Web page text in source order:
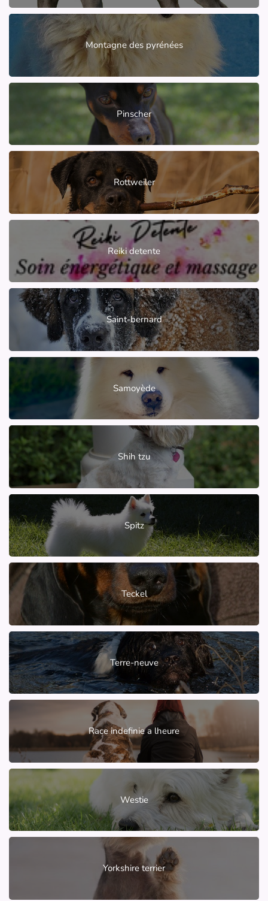
Montagne des pyrénées
Pinscher
Rottweiler
Reiki detente
Saint-bernard
Samoyède
Shih tzu
Spitz
Teckel
Terre-neuve
Race indefinie a lheure
Westie
Yorkshire terrier